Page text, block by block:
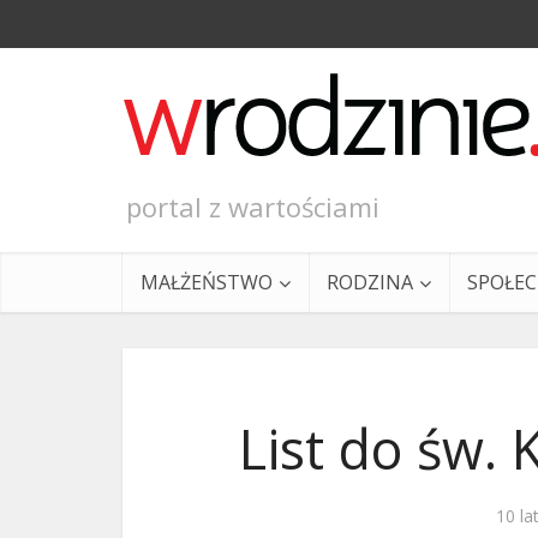
portal z wartościami
MAŁŻEŃSTWO RODZINA
List do św.
10